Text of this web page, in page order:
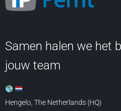
Samen halen we het
jouw team
Hengelo, The Netherlands (HQ)